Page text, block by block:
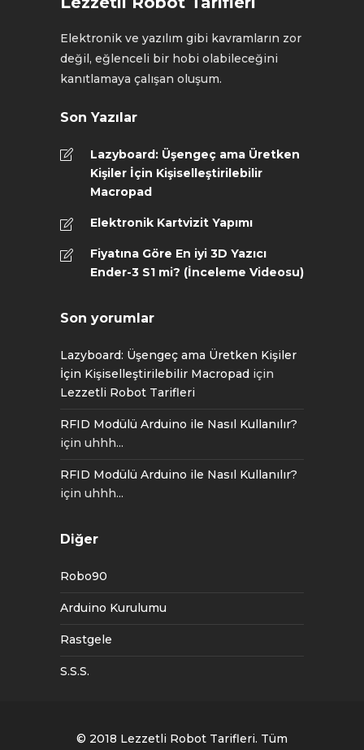
Elektronik ve yazılım gibi kavramların zor
değil, eğlenceli bir hobi olabileceğini
kanıtlamaya çalışan oluşum.
Son Yazılar
Lazyboard: Üşengeç ama Üretken
Kişiler İçin Kişiselleştirilebilir
Macropad
Elektronik Kartvizit Yapımı
Fiyatına Göre En iyi 3D Yazıcı
Ender-3 S1 mi? (İnceleme Videosu)
Son yorumlar
Lazyboard: Üşengeç ama Üretken Kişiler
İçin Kişiselleştirilebilir Macropad için
Lezzetli Robot Tarifleri
RFID Modülü Arduino ile Nasıl Kullanılır?
için uhhh...
RFID Modülü Arduino ile Nasıl Kullanılır?
için uhhh...
Diğer
Robo90
Arduino Kurulumu
Rastgele
S.S.S.
© 2018 Lezzetli Robot Tarifleri. Tüm